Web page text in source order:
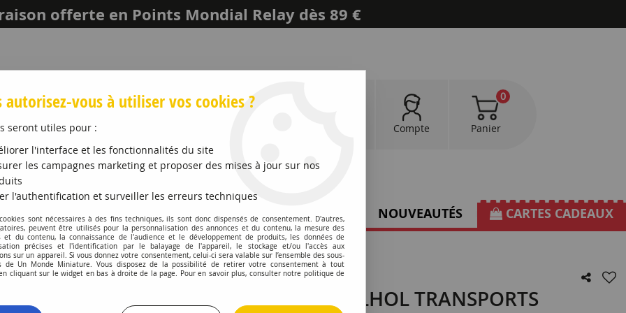
offerte en Points Mondial Relay dès 89 €
Compte
0
Panier
MAQUETTES ET ACCESSOIRES PROMOTIONS NOUVEAUTÉS CARTES CADEAUX
T Tautliner FILHOL TRANSPORTS
ELIGOR
Renault T Tautliner FILHOL TRANSPORTS
autorisez-vous à utiliser vos cookies ?
seront utiles pour :
l'interface et les fonctionnalités du site
les campagnes marketing et proposer des mises à jour sur nos
l'authentification et surveiller les erreurs techniques
sont nécessaires à des fins techniques, ils sont donc dispensés de consentement. D'autres,
peuvent être utilisés pour la personnalisation des annonces et du contenu, la mesure des
et du contenu, la connaissance de l'audience et le développement de produits, les données de
précises et l'identification par le balayage de l'appareil, le stockage et/ou l'accès aux
sur un appareil. Si vous donnez votre consentement, celui-ci sera valable sur l’ensemble des sous-
de Un Monde Miniature. Vous disposez de la possibilité de retirer votre consentement à tout
cliquant sur le widget en bas à droite de la page. Pour en savoir plus, consulter notre politique de